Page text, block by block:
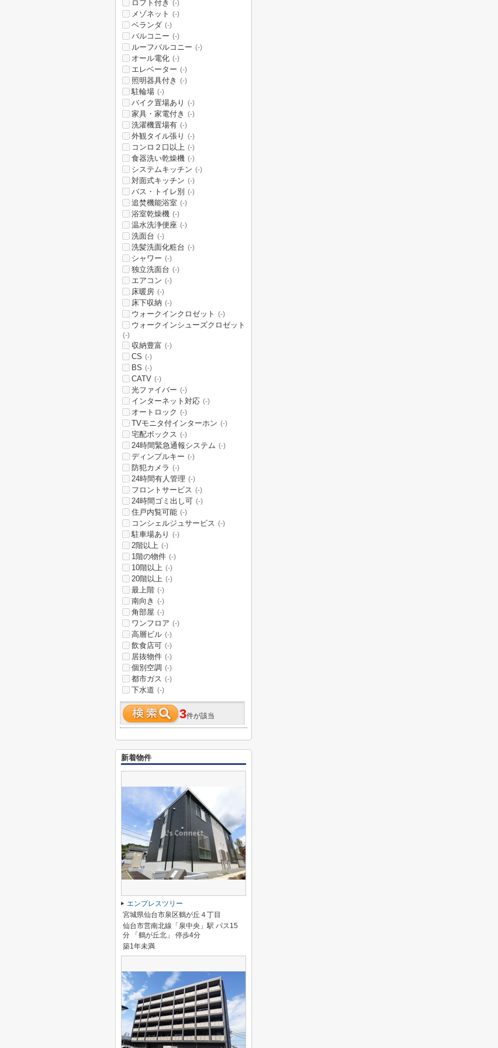
ロフト付き (-)
メゾネット (-)
ベランダ (-)
バルコニー (-)
ルーフバルコニー (-)
オール電化 (-)
エレベーター (-)
照明器具付き (-)
駐輪場 (-)
バイク置場あり (-)
家具・家電付き (-)
洗濯機置場有 (-)
外観タイル張り (-)
コンロ２口以上 (-)
食器洗い乾燥機 (-)
システムキッチン (-)
対面式キッチン (-)
バス・トイレ別 (-)
追焚機能浴室 (-)
浴室乾燥機 (-)
温水洗浄便座 (-)
洗面台 (-)
洗髪洗面化粧台 (-)
シャワー (-)
独立洗面台 (-)
エアコン (-)
床暖房 (-)
床下収納 (-)
ウォークインクロゼット (-)
ウォークインシューズクロゼット
(-)
収納豊富 (-)
CS (-)
BS (-)
CATV (-)
光ファイバー (-)
インターネット対応 (-)
オートロック (-)
TVモニタ付インターホン (-)
宅配ボックス (-)
24時間緊急通報システム (-)
ディンプルキー (-)
防犯カメラ (-)
24時間有人管理 (-)
フロントサービス (-)
24時間ゴミ出し可 (-)
住戸内覧可能 (-)
コンシェルジュサービス (-)
駐車場あり (-)
2階以上 (-)
1階の物件 (-)
10階以上 (-)
20階以上 (-)
最上階 (-)
南向き (-)
角部屋 (-)
ワンフロア (-)
高層ビル (-)
飲食店可 (-)
居抜物件 (-)
個別空調 (-)
都市ガス (-)
下水道 (-)
3件が該当
新着物件
エンプレスツリー
宮城県仙台市泉区鶴が丘４丁目
仙台市営南北線「泉中央」駅 バス15
分 「鶴が丘北」 停歩4分
築1年未満